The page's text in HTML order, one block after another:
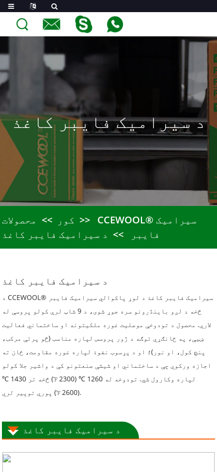
د سیرامیک فایبر کاغذ
کور محصولات
CCEWOOL® سیرامیک
فایبر
د سیرامیک فایبر کاغذ
د سیرامیک فایبر کاغذ
د CCEWOOL® سیرامیک فایبر کاغذ د لوړ پاکوالي سیرامیک فایبر
څخه د لږو باینڈرونو سره جوړ شوی، د 9 شاټ لرې کولو پروسې له
لارې. محصول د تودوخې موصلیت غوره ملکیتونه او ساختماني فعالیت
ښیې، په ځانګړي توګه د ژور پروسس لپاره مناسب (څو پرتې مرکب،
پنچ کول، او نور)؛ او د پړسوب نفوذ لپاره غوره مقاومت، ځان ته
اجازه ورکوي چې د ساختماني او شیشې صنعتونو کې د واشیر جلا کولو
لپاره وکارول شي. تودوخه له 1260 ℃ (2300 ℉) څخه تر 1430 ℃
(2600 ℉) پورې توپیر لري.
د سیرامیک فایبر کاغذ